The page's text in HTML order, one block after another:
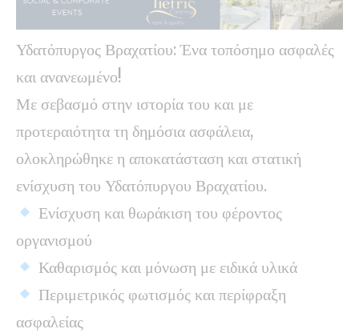
Υδατόπυργος Βραχατίου: Ένα τοπόσημο ασφαλές
και ανανεωμένο!
Με σεβασμό στην ιστορία του και με
προτεραιότητα τη δημόσια ασφάλεια,
ολοκληρώθηκε η αποκατάσταση και στατική
ενίσχυση του Υδατόπυργου Βραχατίου.
Ενίσχυση και θωράκιση του φέροντος
οργανισμού
Καθαρισμός και μόνωση με ειδικά υλικά
Περιμετρικός φωτισμός και περίφραξη
ασφαλείας